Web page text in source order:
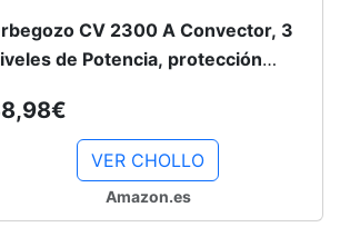
CV 2300 A Convector, 3
de Potencia, protección
Regulable, Asas de
2000 W, 1 Liter, 44...
VER CHOLLO
Amazon.es